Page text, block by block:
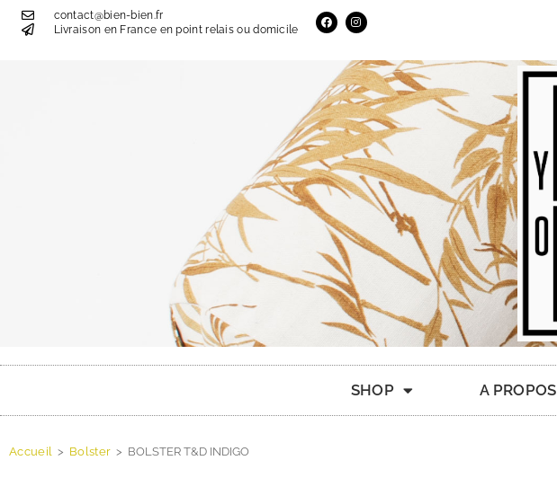
contact@bien-bien.fr
Livraison en France en point relais ou domicile
SHOP A PROPOS
Accueil > Bolster > BOLSTER T&D INDIGO